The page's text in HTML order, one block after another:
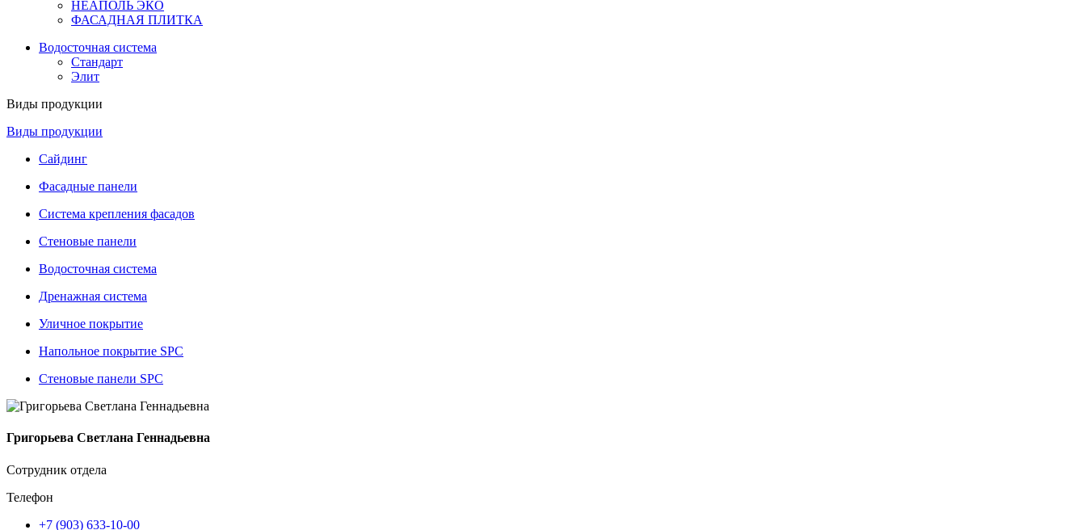
НЕАПОЛЬ ЭКО
ФАСАДНАЯ ПЛИТКА
Водосточная система
Стандарт
Элит
Виды продукции
Виды продукции
Сайдинг
Фасадные панели
Система крепления фасадов
Стеновые панели
Водосточная система
Дренажная система
Уличное покрытие
Напольное покрытие SPC
Стеновые панели SPC
Григорьева Светлана Геннадьевна
Сотрудник отдела
Телефон
+7 (903) 633-10-00